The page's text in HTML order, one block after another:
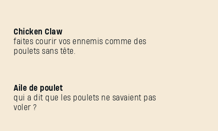
Chicken Claw
faites courir vos ennemis comme des
poulets sans tête.
Aile de poulet
qui a dit que les poulets ne savaient pas
voler ?
SE CONNECTER